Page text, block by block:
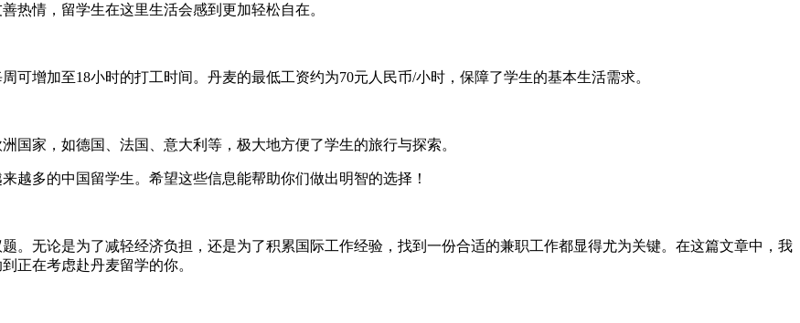
热情，留学生在这里生活会感到更加轻松自在。
可增加至18小时的打工时间。丹麦的最低工资约为70元人民币/小时，保障了学生的基本生活需求。
国家，如德国、法国、意大利等，极大地方便了学生的旅行与探索。
越多的中国留学生。希望这些信息能帮助你们做出明智的选择！
。无论是为了减轻经济负担，还是为了积累国际工作经验，找到一份合适的兼职工作都显得尤为关键。在这篇文章中，我
正在考虑赴丹麦留学的你。